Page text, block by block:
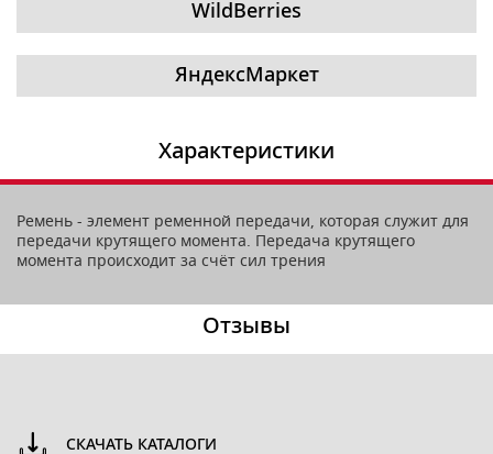
WildBerries
ЯндексМаркет
Характеристики
Ремень - элемент ременной передачи, которая служит для
передачи крутящего момента. Передача крутящего
момента происходит за счёт сил трения
Отзывы
СКАЧАТЬ КАТАЛОГИ